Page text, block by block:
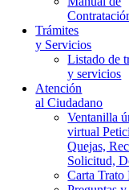
Trámites
y Servicios
Listado de
y servicios
Atención
al Ciudadano
Ventanilla
virtual
Quejas,
Solicitud,
Carta Trato